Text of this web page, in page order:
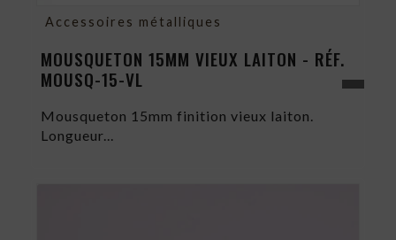
Accessoires métalliques
MOUSQUETON 15MM VIEUX LAITON - RÉF.
MOUSQ-15-VL
Mousqueton 15mm finition vieux laiton.
Longueur...